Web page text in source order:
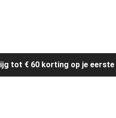
tot € 60 korting op je eerste